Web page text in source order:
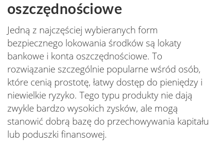
oszczędnościowe
Jedną z najczęściej wybieranych form
bezpiecznego lokowania środków są lokaty
bankowe i konta oszczędnościowe. To
rozwiązanie szczególnie popularne wśród osób,
które cenią prostotę, łatwy dostęp do pieniędzy i
niewielkie ryzyko. Tego typu produkty nie dają
zwykle bardzo wysokich zysków, ale mogą
stanowić dobrą bazę do przechowywania kapitału
lub poduszki finansowej.